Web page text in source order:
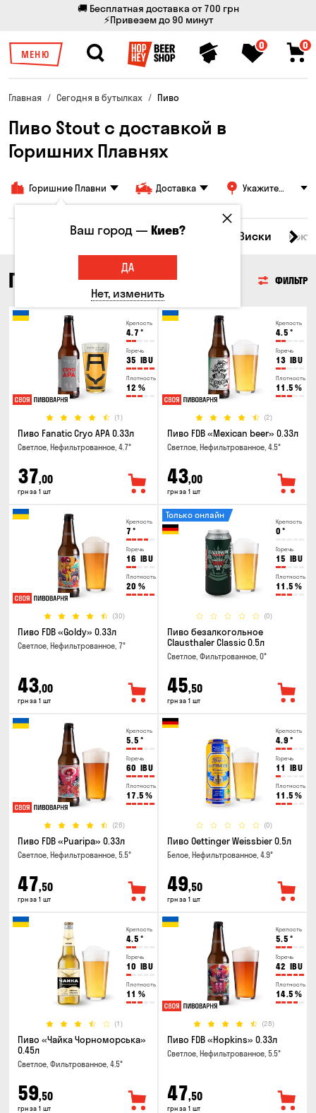
🚚 Бесплатная доставка от 700 грн
⚡Привезем до 90 минут
МЕНЮ
0 0
Главная Сегодня в бутылках Пиво
Пиво Stout с доставкой в
Горишних Плавнях
Горишние Плавни Доставка
Укажите
Все товары Пиво Сидр Виски
ПИВО ФИЛЬТР
Крепость
4.7 °
Горечь
35 IBU
Плотность
12 %
(1)
Пиво Fanatic Cryo APA 0.33л
Светлое, Нефильтрованное, 4.7°
37,00
грн за 1 шт
Крепость
4.5 °
Горечь
13 IBU
Плотность
11.5 %
(2)
Пиво FDB «Mexican beer» 0.33л
Светлое, Нефильтрованное, 4.5°
43,00
грн за 1 шт
Крепость
7 °
Горечь
16 IBU
Плотность
20 %
(30)
Пиво FDB «Goldy» 0.33л
Светлое, Нефильтрованное, 7°
43,00
грн за 1 шт
Крепость
0 °
Горечь
15 IBU
Плотность
11.5 %
(0)
Только онлайн
Пиво безалкогольное
Clausthaler Classic 0.5л
Светлое, Фильтрованное, 0°
45,50
грн за 1 шт
Крепость
5.5 °
Горечь
60 IBU
Плотность
17.5 %
(26)
Пиво FDB «Puaripa» 0.33л
Светлое, Нефильтрованное, 5.5°
47,50
грн за 1 шт
Крепость
4.9 °
Горечь
11 IBU
Плотность
11.5 %
(0)
Пиво Oettinger Weissbier 0.5л
Белое, Нефильтрованное, 4.9°
49,50
грн за 1 шт
Крепость
4.5 °
Горечь
10 IBU
Плотность
11 %
(1)
Пиво «Чайка Чорноморська»
0.45л
Светлое, Фильтрованное, 4.5°
59,50
грн за 1 шт
Крепость
5.5 °
Горечь
42 IBU
Плотность
14.5 %
(28)
Пиво FDB «Hopkins» 0.33л
Светлое, Нефильтрованное, 5.5°
47,50
грн за 1 шт
Ваш город —Киев?
ДА
Нет, изменить